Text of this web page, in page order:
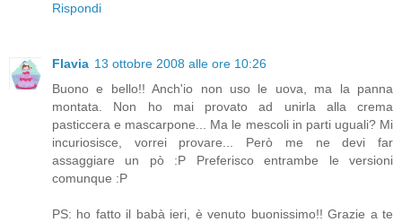
Rispondi
Flavia 13 ottobre 2008 alle ore 10:26
Buono e bello!! Anch'io non uso le uova, ma la panna
montata. Non ho mai provato ad unirla alla crema
pasticcera e mascarpone... Ma le mescoli in parti uguali? Mi
incuriosisce, vorrei provare... Però me ne devi far
assaggiare un pò :P Preferisco entrambe le versioni
comunque :P
PS: ho fatto il babà ieri, è venuto buonissimo!! Grazie a te